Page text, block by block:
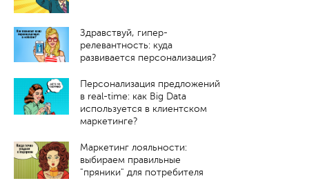
Здравствуй, гипер-
релевантность: куда
развивается персонализация?
Персонализация предложений
в real-time: как Big Data
используется в клиентском
маркетинге?
Маркетинг лояльности:
выбираем правильные
"пряники" для потребителя